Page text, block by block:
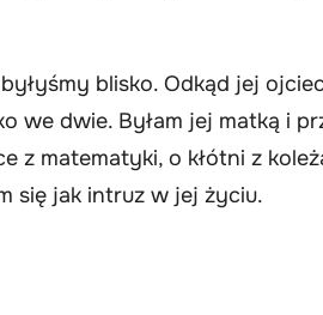
blisko. Odkąd jej
we dwie. Byłam jej matką i
z matematyki, o kłótni z
się jak intruz w jej życiu.